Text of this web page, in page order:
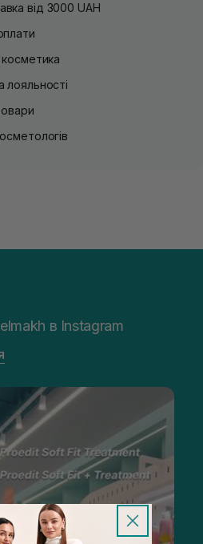
від 3000 UAH
косметика
лояльності
в Instagram